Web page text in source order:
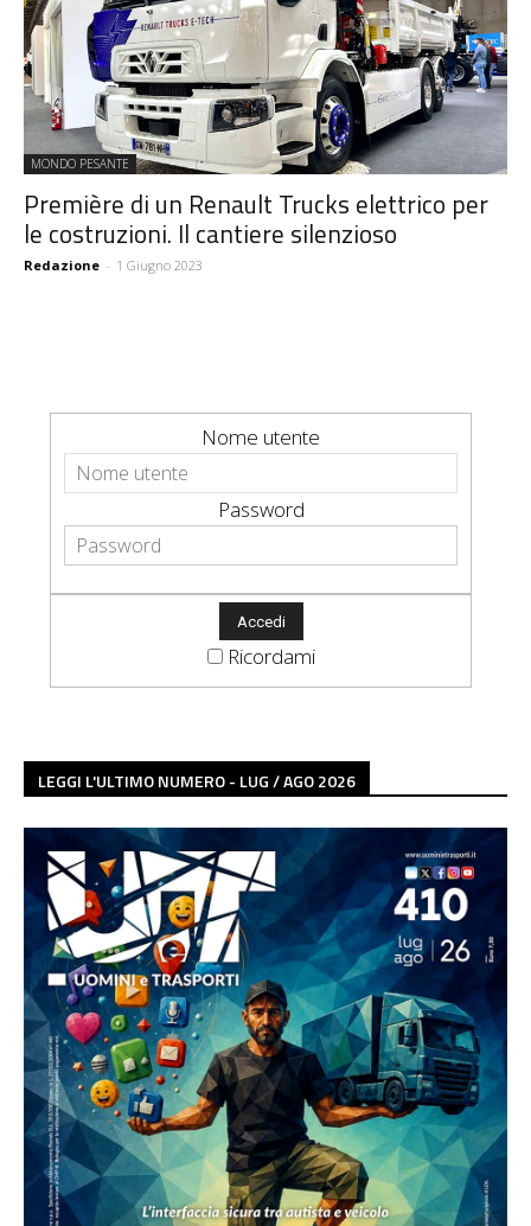
MONDO PESANTE
Première di un Renault Trucks elettrico per
le costruzioni. Il cantiere silenzioso
Redazione - 1 Giugno 2023
Nome utente
Password
Ricordami
LEGGI L'ULTIMO NUMERO - LUG / AGO 2026